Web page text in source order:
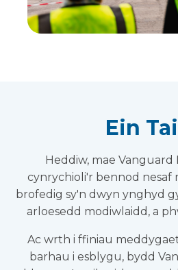
Ein
Heddiw, mae Vanguard
cynrychioli'r bennod nesaf
brofedig sy'n dwyn ynghyd
arloesedd modiwlaidd, a
Ac wrth i ffiniau
barhau i esblygu, bydd